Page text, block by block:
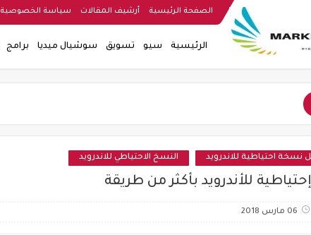
الصفحة الرئيسية أرشيف المقالات سياسة الخصوصية
الرئيسية سيو تسويق سوشيال ميديا برامج
نسخة احتياطية للاندرويد النسخ الاحتياطي للاندرويد
للأندرويد بأكثر من طريقة
06 مارس 2018